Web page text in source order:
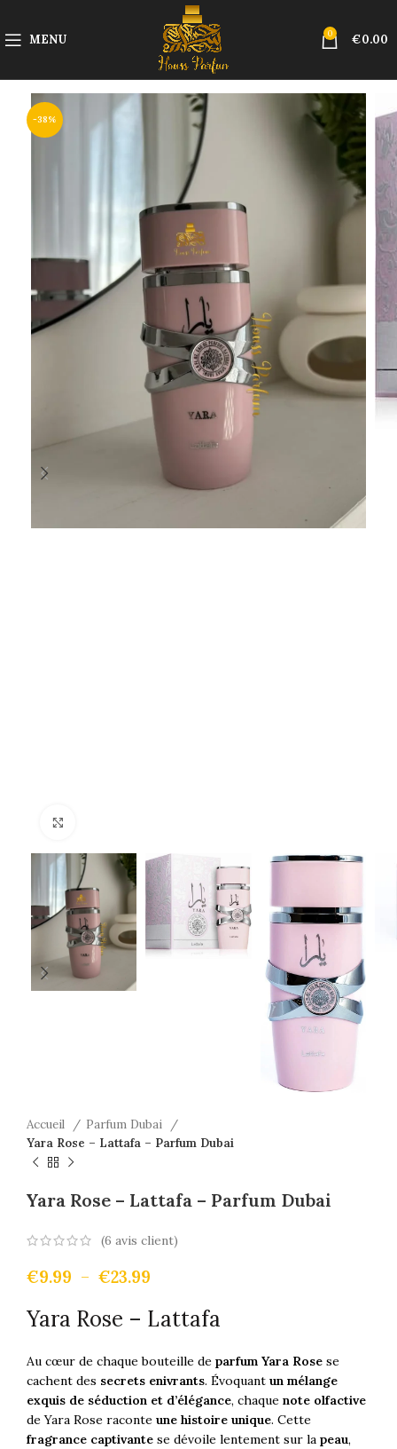
MENU 0 €0.00
-38%
Accueil
Parfum Dubai
Yara Rose – Lattafa – Parfum Dubai
Yara Rose – Lattafa – Parfum Dubai
(6 avis client)
€9.99 – €23.99
Yara Rose – Lattafa
Au cœur de chaque bouteille de parfum Yara Rose se
cachent des secrets enivrants. Évoquant un mélange
exquis de séduction et d’élégance, chaque note olfactive
de Yara Rose raconte une histoire unique. Cette
fragrance captivante se dévoile lentement sur la peau,